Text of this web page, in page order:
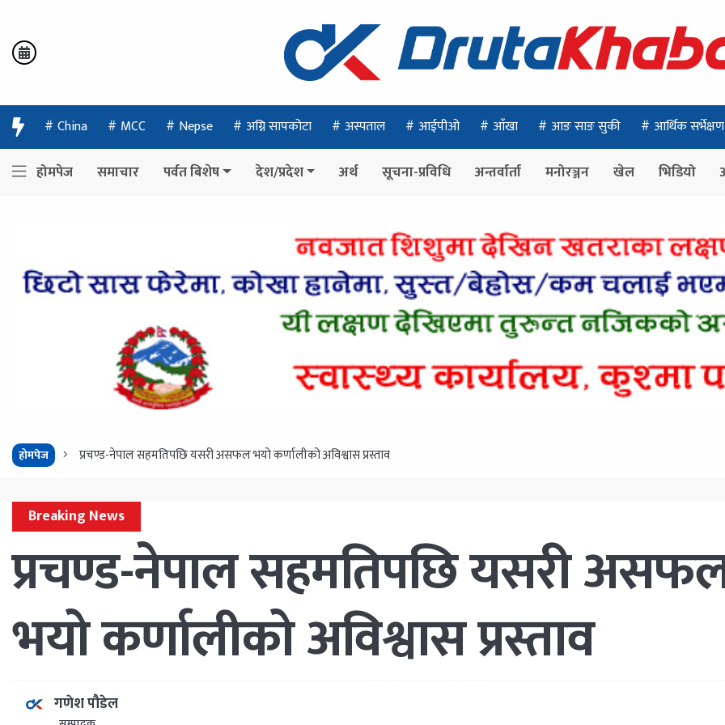
China MCC Nepse अग्नि सापकोटा अस्पताल आईपीओ आँखा आङ साङ सुकी आर्थिक सर्भेक्षण
होमपेज समाचार पर्वत बिशेष देश/प्रदेश अर्थ सूचना-प्रविधि अन्तर्वार्ता मनोरञ्जन खेल भिडियो
होमपेज प्रचण्ड-नेपाल सहमतिपछि यसरी असफल भयो कर्णालीको अविश्वास प्रस्ताव
Breaking News
प्रचण्ड-नेपाल सहमतिपछि यसरी
भयो कर्णालीको अविश्वास प्रस्ताव
गणेश पौडेल